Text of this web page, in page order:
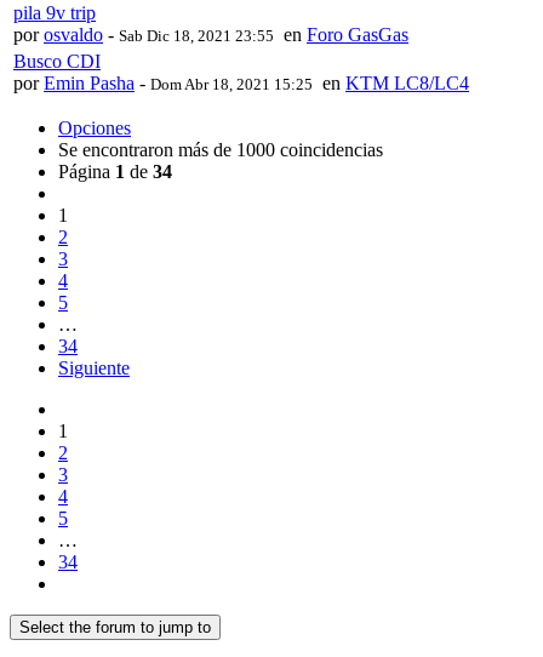
pila 9v trip
porosvaldo - Sab Dic 18, 2021 23:55 en Foro GasGas
Busco CDI
porEmin Pasha - Dom Abr 18, 2021 15:25 en KTM LC8/LC4
Opciones
Se encontraron más de 1000 coincidencias
Página 1 de 34
1
2
3
4
5
…
34
Siguiente
1
2
3
4
5
…
34
Select the forum to jump to